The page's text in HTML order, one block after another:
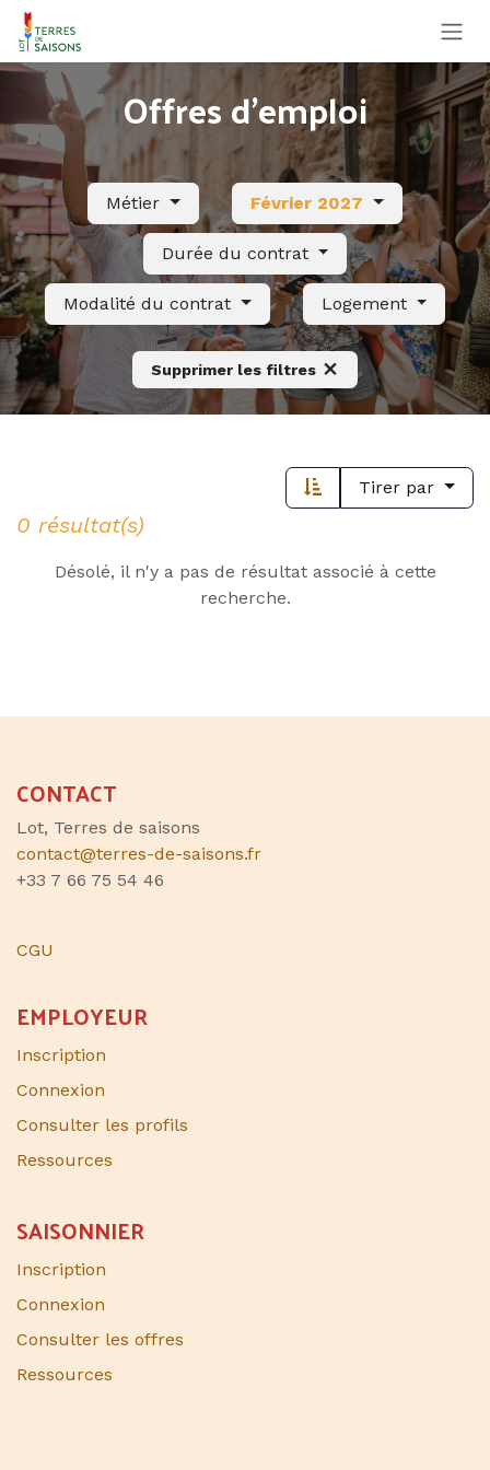
Se rendre au contenu
Offres d'emploi
Métier Février 2027
Durée du contrat
Modalité du contrat Logement
Supprimer les filtres
Tirer par
0 résultat(s)
Désolé, il n'y a pas de résultat associé à cette
recherche.
CONTACT
Lot, Terres de saisons
contact@terres-de-saisons.fr
+33 7 66 75 54 46
CGU
EMPLOYEUR
Inscription
Connexion
Consulter les profils
Ressources
SAISONNIER​
Inscription
Connexion
Consulter les offres
Ressources